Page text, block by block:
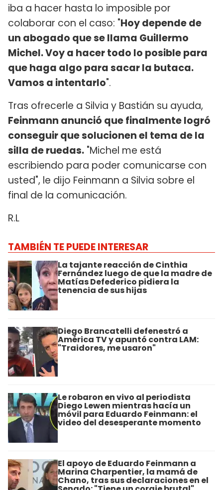
iba a hacer hasta lo imposible por
colaborar con el caso: "Hoy depende de
un abogado que se llama Guillermo
Michel. Voy a hacer todo lo posible para
que haga algo para sacar la butaca.
Vamos a intentarlo".
Tras ofrecerle a Silvia y Bastián su ayuda,
Feinmann anunció que finalmente logró
conseguir que solucionen el tema de la
silla de ruedas. "Michel me está
escribiendo para poder comunicarse con
usted", le dijo Feinmann a Silvia sobre el
final de la comunicación.
R.L
TAMBIÉN TE PUEDE INTERESAR
La tajante reacción de Cinthia
Fernández luego de que la madre de
Matías Defederico pidiera la
tenencia de sus hijas
Diego Brancatelli defenestró a
América TV y apuntó contra LAM:
"Traidores, me usaron"
Le robaron en vivo al periodista
Diego Lewen mientras hacía un
móvil para Eduardo Feinmann: el
video del desesperante momento
El apoyo de Eduardo Feinmann a
Marina Charpentier, la mamá de
Chano, tras sus declaraciones en el